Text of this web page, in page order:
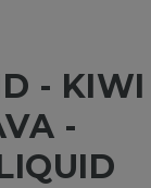
- KIWI
-